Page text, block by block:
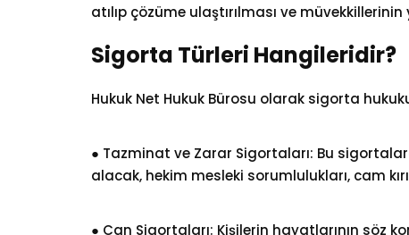
atılıp çözüme ulaştırılması ve
Sigorta Türleri Hangileridir?
Hukuk Net Hukuk Bürosu olarak sigorta
● Tazminat ve Zarar Sigortaları: Bu
alacak, hekim mesleki sorumlulukları, cam
● Can Sigortaları: Kişilerin hayatlarının söz